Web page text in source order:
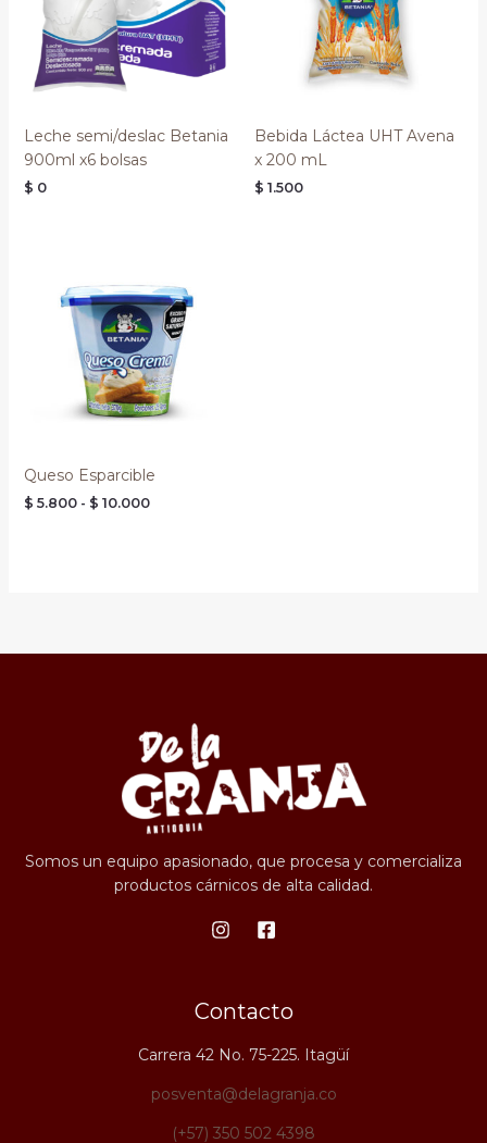
Leche semi/deslac Betania
900ml x6 bolsas
$ 0
Bebida Láctea UHT Avena
x 200 mL
$ 1.500
Queso Esparcible
$ 5.800 - $ 10.000
precios:
desde
$ 5.800
hasta
$ 10.000
Somos un equipo apasionado, que procesa y comercializa
productos cárnicos de alta calidad.
Contacto
Carrera 42 No. 75-225. Itagüí
posventa@delagranja.co
(+57) 350 502 4398